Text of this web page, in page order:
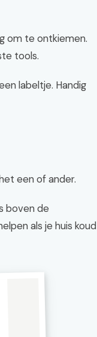
om te ontkiemen.
tools.
labeltje. Handig
een of ander.
boven de
als je huis koud